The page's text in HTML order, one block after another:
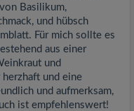
Basilikum,
und hübsch
Für mich sollte es
aus einer
und
herzhaft und eine
und aufmerksam,
ist empfehlenswert!